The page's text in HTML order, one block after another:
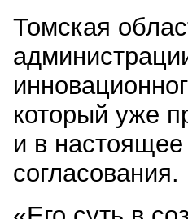
Томская
который уже
и в
согласования.